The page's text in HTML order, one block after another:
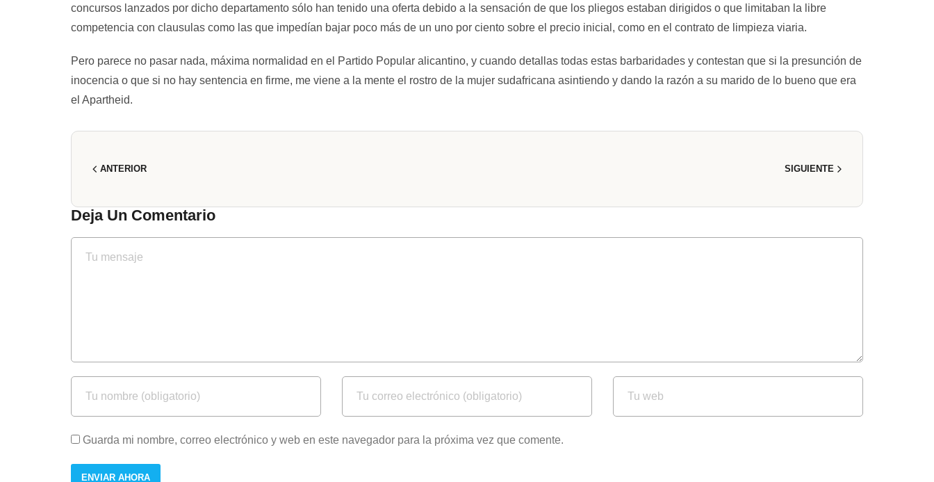
concursos lanzados por dicho departamento sólo han tenido una oferta debido a la sensación de que los pliegos estaban dirigidos o que limitaban la libre
competencia con clausulas como las que impedían bajar poco más de un uno por ciento sobre el precio inicial, como en el contrato de limpieza viaria.
Pero parece no pasar nada, máxima normalidad en el Partido Popular alicantino, y cuando detallas todas estas barbaridades y contestan que si la presunción de
inocencia o que si no hay sentencia en firme, me viene a la mente el rostro de la mujer sudafricana asintiendo y dando la razón a su marido de lo bueno que era
el Apartheid.
ANTERIOR SIGUIENTE
Deja Un Comentario
Guarda mi nombre, correo electrónico y web en este navegador para la próxima vez que comente.